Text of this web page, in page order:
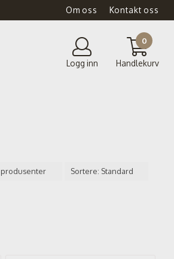
Om oss Kontakt oss
Logg inn
0
Handlekurv